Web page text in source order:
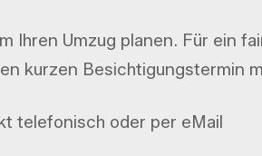
Ihren Umzug planen. Für ein
kurzen Besichtigungstermin
telefonisch oder per eMail